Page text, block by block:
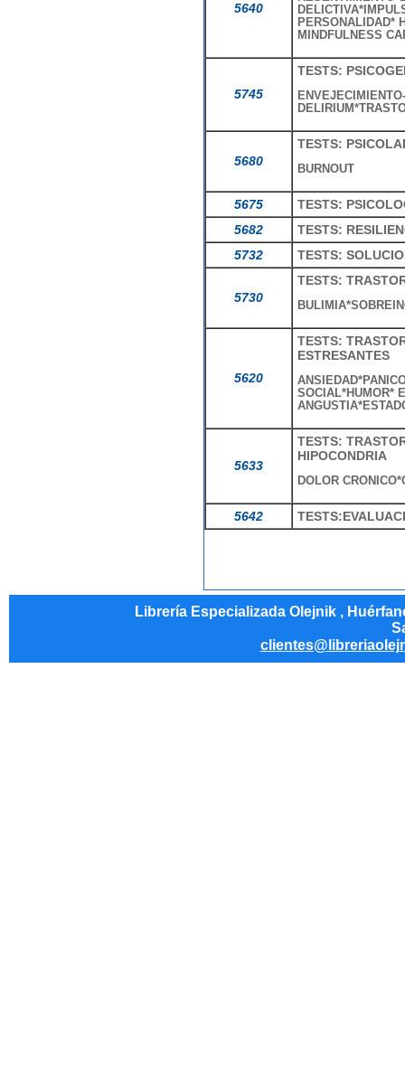
5640
PERSONALIDAD*
MINDFULNESS
5745
TESTS:
5680
TESTS:
BURNOUT
5675
TESTS:
5682
TESTS:
5732
TESTS:
5730
TESTS:
5620
TESTS:
ESTRESANTES
SOCIAL*HUMOR*
5633
TESTS:
HIPOCONDRIA
DOLOR
5642
Librería Especializada Olejnik ,